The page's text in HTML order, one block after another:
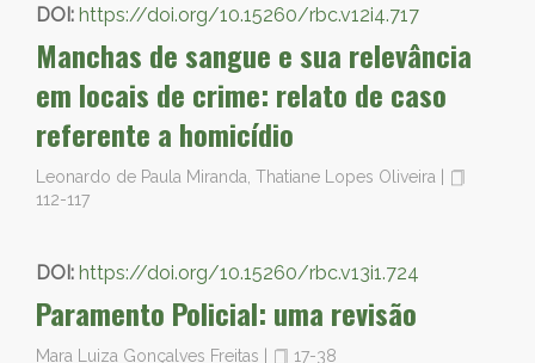
DOI: https://doi.org/10.15260/rbc.v12i4.717
Manchas de sangue e sua relevância
em locais de crime: relato de caso
referente a homicídio
Leonardo de Paula Miranda, Thatiane Lopes Oliveira
112-117
DOI: https://doi.org/10.15260/rbc.v13i1.724
Paramento Policial: uma revisão
Mara Luiza Gonçalves Freitas 17-38